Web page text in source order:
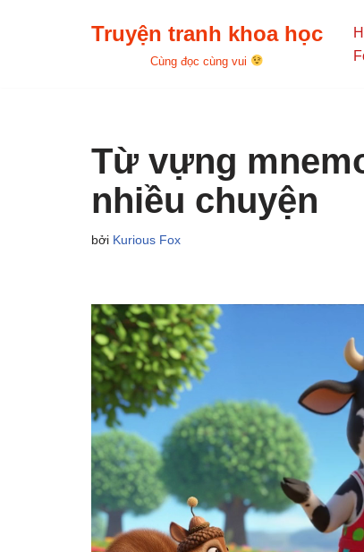
Truyện tranh khoa học
Cùng đọc cùng vui
Từ vựng
nhiều chuyện
bởi Kurious Fox